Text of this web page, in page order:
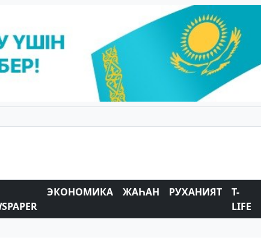
ЭКОНОМИКА ЖАҺАН РУХАНИЯТ
T-
LIFE